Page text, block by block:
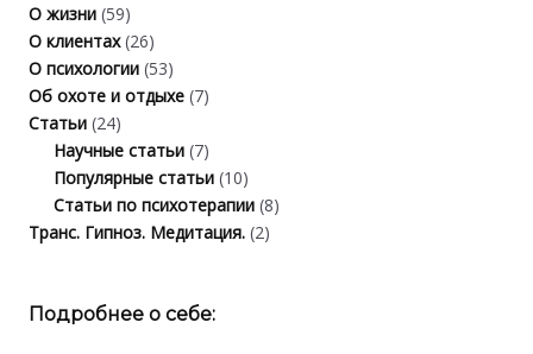
О жизни (59)
О клиентах(26)
О психологии (53)
Об охоте и отдыхе (7)
Статьи (24)
Научные статьи (7)
Популярные статьи (10)
Статьи по психотерапии (8)
Транс. Гипноз. Медитация. (2)
Подробнее о себе: